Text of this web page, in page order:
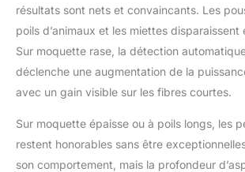
effort avec
puissante
qui élimine
cachés en un
passage. La
avancée
efficaces et
toute la
un nettoyage
résultats sont nets et convaincants. Les
poils d’animaux et les miettes disparaissent
Sur moquette rase, la détection
déclenche une augmentation de la
avec un gain visible sur les fibres courtes.
Sur moquette épaisse ou à poils longs, les
restent honorables sans être
son comportement, mais la profondeur